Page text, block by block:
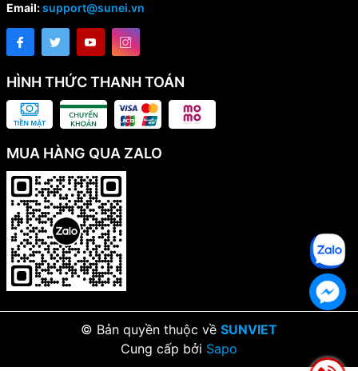
Email:support@sunei.vn
HÌNH THỨC THANH TOÁN
MUA HÀNG QUA ZALO
© Bản quyền thuộc về SUNVIET
Cung cấp bởi Sapo